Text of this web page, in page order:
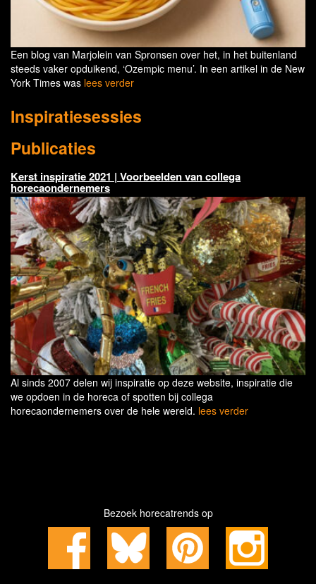
Een blog van Marjolein van Spronsen over het, in het buitenland
steeds vaker opduikend, ‘Ozempic menu’. In een artikel in de New
York Times was lees verder
Inspiratiesessies
Publicaties
Kerst inspiratie 2021 | Voorbeelden van collega
horecaondernemers
Al sinds 2007 delen wij inspiratie op deze website, inspiratie die
we opdoen in de horeca of spotten bij collega
horecaondernemers over de hele wereld. lees verder
Bezoek horecatrends op